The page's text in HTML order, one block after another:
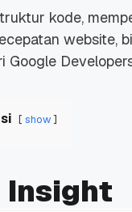
kode,
website,
Google
show
Insight